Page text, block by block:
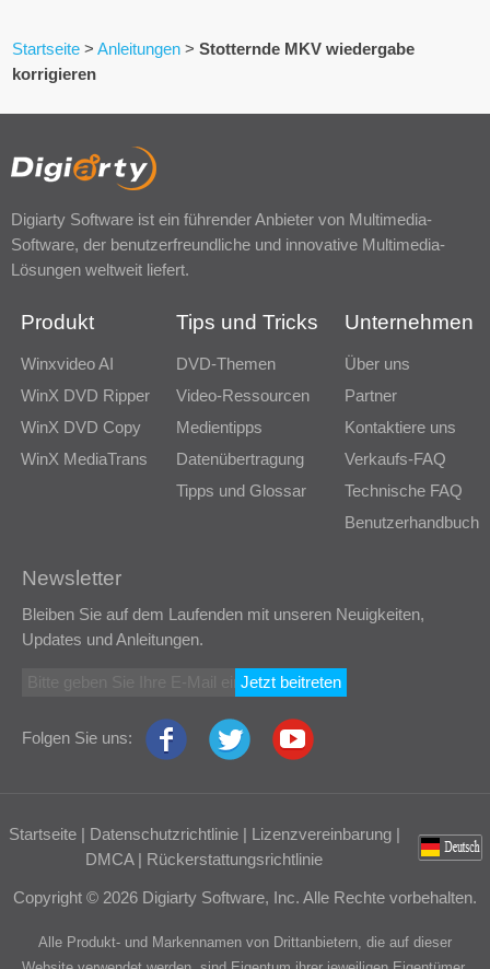
Startseite >Anleitungen >Stotternde MKV wiedergabe
korrigieren
Digiarty Software ist ein führender Anbieter von Multimedia-
Software, der benutzerfreundliche und innovative Multimedia-
Lösungen weltweit liefert.
Produkt
Winxvideo AI
WinX DVD Ripper
WinX DVD Copy
WinX MediaTrans
Tips und Tricks
DVD-Themen
Video-Ressourcen
Medientipps
Datenübertragung
Tipps und Glossar
Unternehmen
Über uns
Partner
Kontaktiere uns
Verkaufs-FAQ
Technische FAQ
Benutzerhandbuch
Newsletter
Bleiben Sie auf dem Laufenden mit unseren Neuigkeiten,
Updates und Anleitungen.
Jetzt beitreten
Folgen Sie uns:
Startseite| Datenschutzrichtlinie| Lizenzvereinbarung|
DMCA| Rückerstattungsrichtlinie
Copyright © 2026 Digiarty Software, Inc. Alle Rechte vorbehalten.
Alle Produkt- und Markennamen von Drittanbietern, die auf dieser